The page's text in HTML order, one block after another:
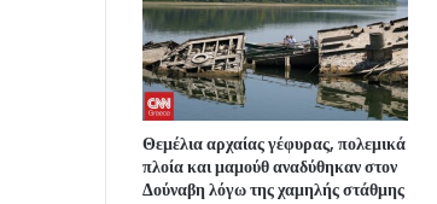
Θεμέλια αρχαίας γέφυρας, πολεμικά
πλοία και μαμούθ αναδύθηκαν στον
Δούναβη λόγω της χαμηλής στάθμης